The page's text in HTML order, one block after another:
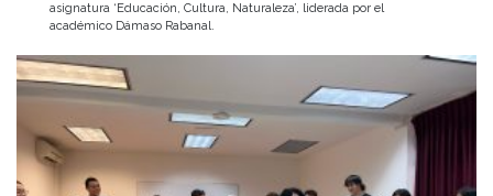
asignatura ‘Educación, Cultura, Naturaleza’, liderada por el
académico Dámaso Rabanal.